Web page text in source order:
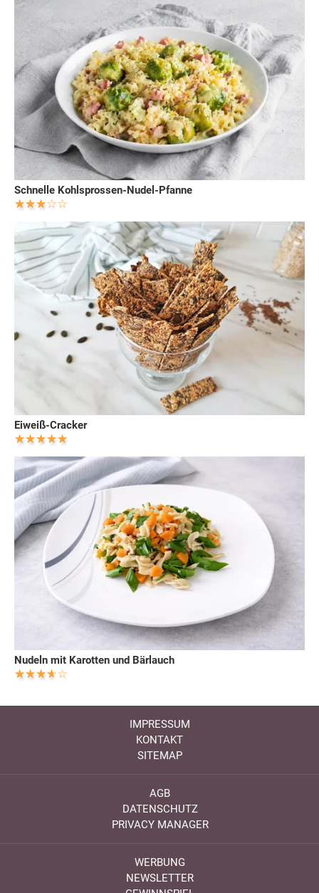
Schnelle Kohlsprossen-Nudel-Pfanne
Eiweiß-Cracker
Nudeln mit Karotten und Bärlauch
IMPRESSUM
KONTAKT
SITEMAP
AGB
DATENSCHUTZ
PRIVACY MANAGER
WERBUNG
NEWSLETTER